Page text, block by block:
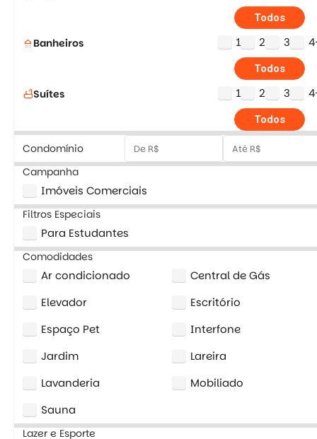
Todos
shower Banheiros 1 2 3
Todos
bathtubSuítes 1 2 3
Todos
Condomínio
Campanha
Imóveis Comerciais
Filtros Especiais
Para Estudantes
Comodidades
Ar condicionado
Central de Gás
Elevador
Escritório
Espaço Pet
Interfone
Jardim
Lareira
Lavanderia
Mobiliado
Sauna
Lazer e Esporte